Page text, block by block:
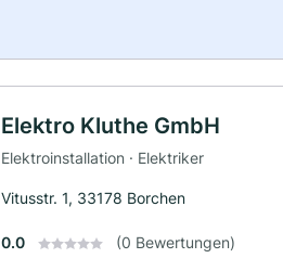
Elektro Kluthe GmbH
Elektroinstallation · Elektriker
Vitusstr. 1, 33178 Borchen
0.0 (0 Bewertungen)